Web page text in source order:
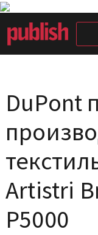
DuPont
Artistri
P5000